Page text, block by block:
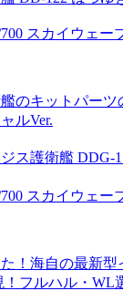
スカイウェー
のキットパー
ルVer.
ス護衛艦 DDG-
スカイウェー
！海自の最新型
！フルハル・WL